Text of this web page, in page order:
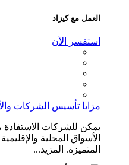
العمل مع كيزاد
استفسر الآن
مزايا تأسيس الشركات
يمكن للشركات الاستفادة
الأسواق المحلية
المتميزة. المزيد...